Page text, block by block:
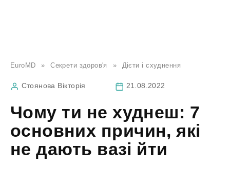
EuroMD » Секрети здоров'я » Дієти і схуднення
Стоянова Вікторія 21.08.2022
Чому ти не худнеш: 7
основних причин, які
не дають вазі йти